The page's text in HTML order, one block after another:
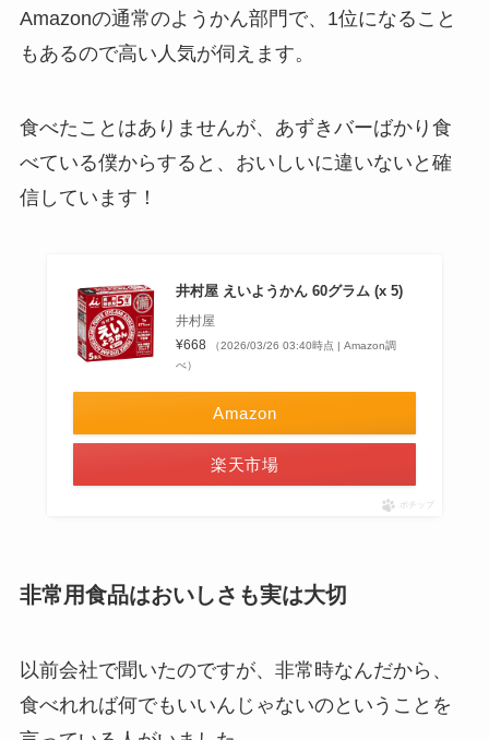
Amazonの通常のようかん部門で、1位になること
もあるので高い人気が伺えます。
食べたことはありませんが、あずきバーばかり食
べている僕からすると、おいしいに違いないと確
信しています！
井村屋 えいようかん 60グラム (x 5)
井村屋
¥668
（2026/03/26 03:40時点 | Amazon調
べ）
Amazon
楽天市場
ポチップ
非常用食品はおいしさも実は大切
以前会社で聞いたのですが、非常時なんだから、
食べれれば何でもいいんじゃないのということを